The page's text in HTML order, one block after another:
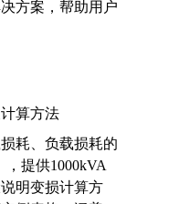
方案，帮助用户
算方法
耗、负载损耗的
，提供1000kVA
明变损计算方